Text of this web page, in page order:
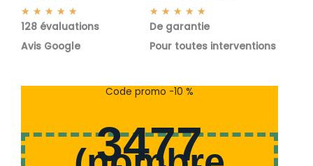
★ ★ ★ ★ ★
o
s
128 évaluations
Avis Google
★ ★ ★ ★ ★
o
s
De garantie
Pour toutes interventions
Code promo -10 %
3477